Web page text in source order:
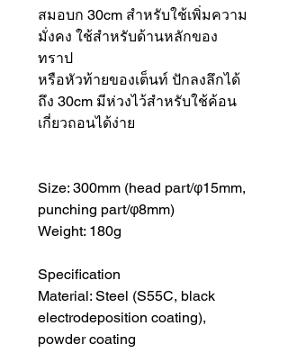
สมอบก 30cm สำหรับใช้เพิ่มความ
มั่งคง ใช้สำหรับด้านหลักของ
ทราป
หรือหัวท้ายของเต็นท์ ปักลงลึกได้
ถึง 30cm มีห่วงไว้สำหรับใช้ค้อน
เกี่ยวถอนได้ง่าย
Size: 300mm (head part/φ15mm,
punching part/φ8mm)
Weight: 180g
Specification
Material: Steel (S55C, black
electrodeposition coating),
powder coating